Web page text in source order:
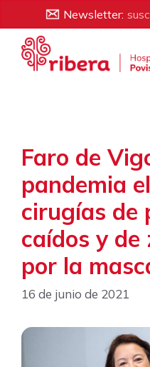
al
contenido
Faro de
pandemia
cirugías de
caídos y de
por la
16 de junio de 2021
Newsletter: